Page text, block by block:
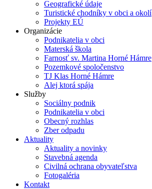
Geografické údaje
Turistické chodníky v obci a okolí
Projekty EÚ
Organizácie
Podnikatelia v obci
Materská škola
Farnosť sv. Martina Horné Hámre
Pozemkové spoločenstvo
TJ Klas Horné Hámre
Alej ktorá spája
Služby
Sociálny podnik
Podnikatelia v obci
Obecný rozhlas
Zber odpadu
Aktuality
Aktuality a novinky
Stavebná agenda
Civilná ochrana obyvateľstva
Fotogaléria
Kontakt